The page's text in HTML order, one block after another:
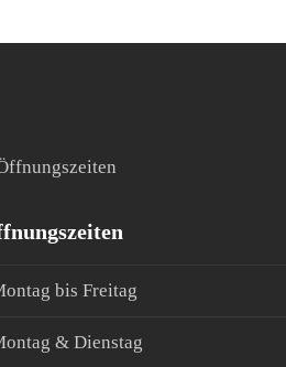
bis Freitag
& Dienstag